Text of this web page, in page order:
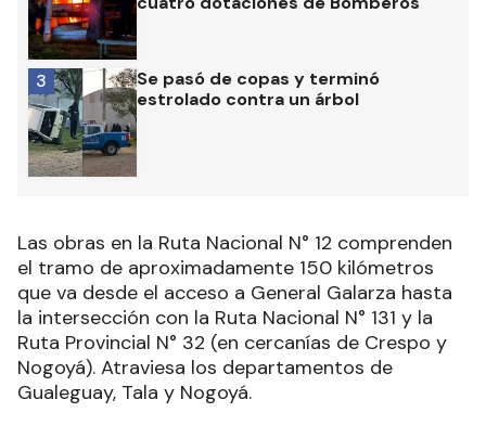
Se pasó de copas y terminó
estrolado contra un árbol
3
Las obras en la Ruta Nacional N° 12 comprenden
el tramo de aproximadamente 150 kilómetros
que va desde el acceso a General Galarza hasta
la intersección con la Ruta Nacional N° 131 y la
Ruta Provincial N° 32 (en cercanías de Crespo y
Nogoyá). Atraviesa los departamentos de
Gualeguay, Tala y Nogoyá.